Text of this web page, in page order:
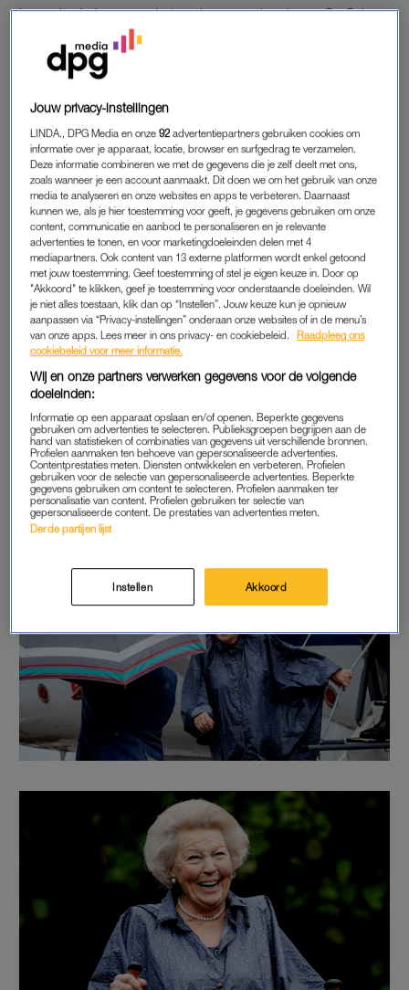
jaren uitgekeken naar de terugkeer van de prinses. Op Saba
opent de prinses een wandelpad: de Mary’s Point Trail.
Beatrix opende het pad door het nevelwoud door een
historisch zeventiende-eeuwse nederzetting die in 1934 moest
worden verlaten.
Lees ook
Hoera, prinses Beatrix is jarig (81): 13 x haar meest
onvergetelijke momenten
PRINS CLAUS
Beatrix vertelde vervolgens over haar eigen ervaringen op
Saba, waar ze lang geleden was met haar echtgenoot, prins
Claus, Mount Scenery beklom. Later bezocht de prinses Fort
Bay, de huidige vissershaven. Ze kreeg plannen te zien voor
een nieuwe haven en beloofde koning Willem-Alexander aan
te sporen die te openen.
Van de vissers kreeg Beatrix uitleg over duurzaam bevissen in
de Caribische zee. Een aangeboden kreeft nam ze niet aan.
“Die houd ik niet vast”, lachte ze naar de visser.
Jouw privacy-instellingen
LINDA., DPG Media en onze92 advertentiepartners gebruiken cookies om
informatie over je apparaat, locatie, browser en surfgedrag te verzamelen.
Deze informatie combineren we met de gegevens die je zelf deelt met ons,
zoals wanneer je een account aanmaakt. Dit doen we om het gebruik van onze
media te analyseren en onze websites en apps te verbeteren. Daarnaast
kunnen we, als je hier toestemming voor geeft, je gegevens gebruiken om onze
content, communicatie en aanbod te personaliseren en je relevante
advertenties te tonen, en voor marketingdoeleinden delen met 4
mediapartners. Ook content van 13 externe platformen wordt enkel getoond
met jouw toestemming. Geef toestemming of stel je eigen keuze in. Door op
"Akkoord" te klikken, geef je toestemming voor onderstaande doeleinden. Wil
je niet alles toestaan, klik dan op “Instellen”. Jouw keuze kun je opnieuw
aanpassen via “Privacy-instellingen” onderaan onze websites of in de menu’s
van onze apps. Lees meer in ons privacy- en cookiebeleid.
Raadpleeg ons
cookiebeleid voor meer informatie.
Wij en onze partners verwerken gegevens voor de volgende
doeleinden:
Informatie op een apparaat opslaan en/of openen. Beperkte gegevens
gebruiken om advertenties te selecteren. Publieksgroepen begrijpen aan de
hand van statistieken of combinaties van gegevens uit verschillende bronnen.
Profielen aanmaken ten behoeve van gepersonaliseerde advertenties.
Contentprestaties meten. Diensten ontwikkelen en verbeteren. Profielen
gebruiken voor de selectie van gepersonaliseerde advertenties. Beperkte
gegevens gebruiken om content te selecteren. Profielen aanmaken ter
personalisatie van content. Profielen gebruiken ter selectie van
gepersonaliseerde content. De prestaties van advertenties meten.
Derde partijen lijst
Instellen Akkoord